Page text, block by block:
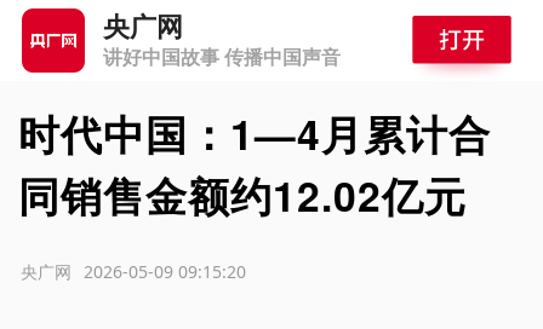
央广网
讲好中国故事 传播中国声音
时代中国：1—4月累计合
同销售金额约12.02亿元
2026-05-09 09:15:20
央广网